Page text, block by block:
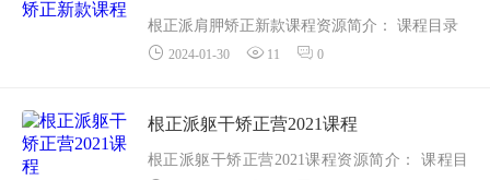
03.骨盆的姿势.mp4
04.人体不对称系统.mp4
根正派肩胛矫正新款课程资源简介： 课程目录
01 不良肩颈形态的姿势原因.mp4
03 姿势肌力练习.mp4
04 进阶训练.mp...
2024-01-30 11 0
根正派躯干矫正营2021课程
根正派躯干矫正营2021课程资源简介： 课程目